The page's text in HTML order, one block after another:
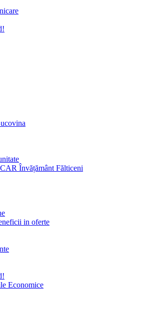
Învățământ Fălticeni
in oferte
Economice